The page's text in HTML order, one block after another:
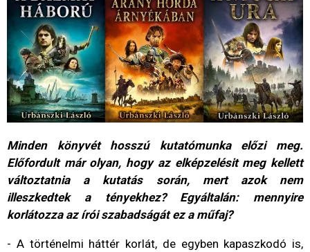
Minden könyvét hosszú kutatómunka előzi meg.
Előfordult már olyan, hogy az elképzelésit meg kellett
változtatnia a kutatás során, mert azok nem
illeszkedtek a tényekhez? Egyáltalán: mennyire
korlátozza az írói szabadságát ez a műfaj?
- A történelmi háttér korlát, de egyben kapaszkodó is,